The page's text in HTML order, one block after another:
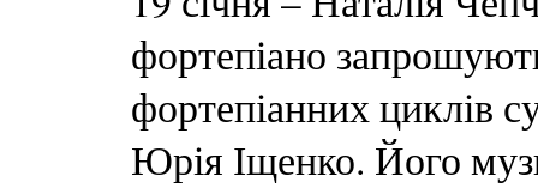
фортепіано
фортепіанних циклів
Юрія Іщенко. Його